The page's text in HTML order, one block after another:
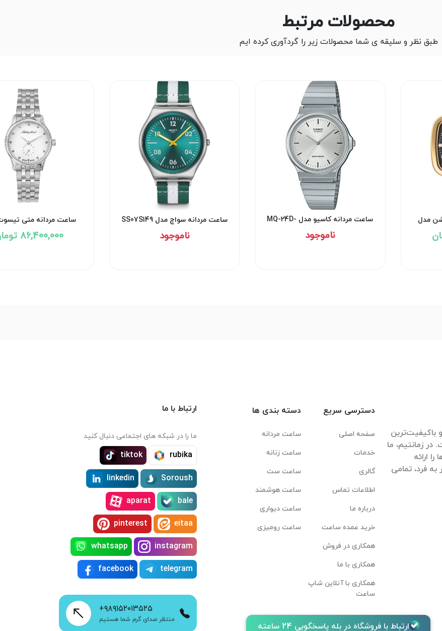
محصولات مرتبط
طبق نظر و سلیقه ی شما محصولات زیر را گردآوری کرده ایم
مدل
ساعت مردانه کاسیو مدل MQ-24D-
ناموجود
ساعت مردانه سواچ مدل SS07S149
ناموجود
ساعت مردانه متی
D1886MAI
86,400,000 تومان
ارتباط با فروشگاه در بله پاسخگویی 24 ساعته
باکیفیت‌ترین
زمانتیم، ما
ارائه
فرد، تمامی
دسترسی سریع
صفحه اصلی
خدمات
گالری
اطلاعات تماس
درباره ما
خرید عمده ساعت
همکاری در فروش
همکاری با ما
همکاری با آنلاین شاپ
ساعت
دسته بندی ها
ساعت مردانه
ساعت زنانه
ساعت ست
ساعت هوشمند
ساعت دیواری
ساعت رومیزی
ارتباط با ما
ما را در شبکه های اجتماعی دنبال کنید
rubika
tiktok
Soroush
linkedin
bale
aparat
eitaa
pinterest
instagram
whatsapp
telegram
facebook
+۹۸۹۱۵۲۰۱۳۵۲۵
منتظر صدای گرم شما هستیم